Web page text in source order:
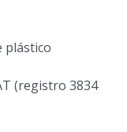
plástico
(registro 3834